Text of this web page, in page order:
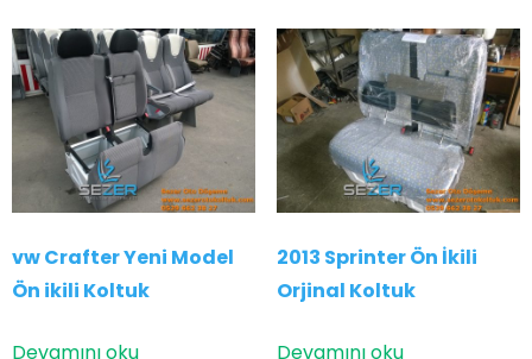
vw Crafter Yeni Model
Ön ikili Koltuk
Devamını oku
2013 Sprinter Ön İkili
Orjinal Koltuk
Devamını oku